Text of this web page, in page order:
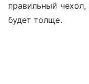
правильный чехол,
будет толще.